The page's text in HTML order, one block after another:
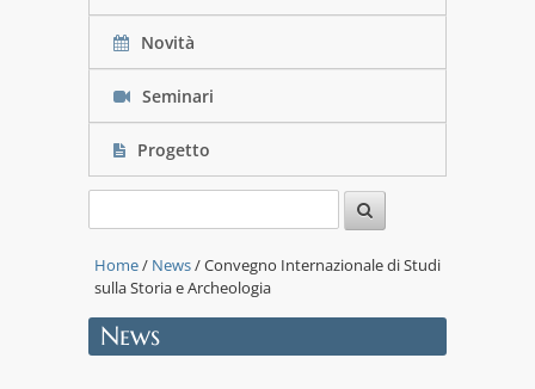
Novità
Seminari
Progetto
Home/ News/ Convegno Internazionale di Studi
sulla Storia e Archeologia
News